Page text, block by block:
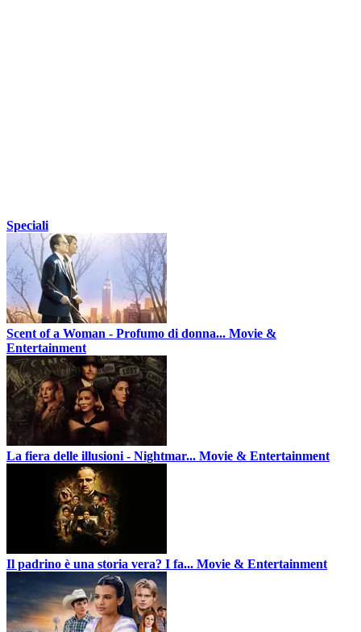
Speciali
Scent of a Woman - Profumo di donna... Movie &
Entertainment
La fiera delle illusioni - Nightmar... Movie & Entertainment
Il padrino è una storia vera? I fa... Movie & Entertainment